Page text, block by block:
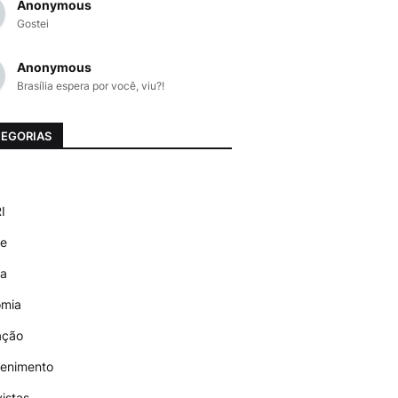
Anonymous
Gostei
Anonymous
Brasília espera por você, viu?!